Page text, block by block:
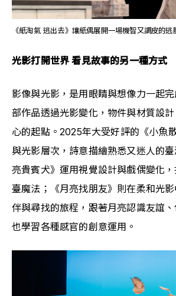
《紙淘氣 逃出去》讓紙偶展開一場機智又調皮的逃
光影打開世界 看見故事的另一種方式
影像與光影，是用眼睛與想像力一起
部作品透過光影變化，物件與材質設
心的起點。2025年大受好評的《小魚
與光影層次，詩意描繪熟悉又迷人的
亮貴賓犬》運用視覺設計與戲偶變化
臺魔法；《月亮找朋友》則在柔和光
伴與尋找的旅程，跟著月亮認識友誼、
也學習各種感官的創意運用。